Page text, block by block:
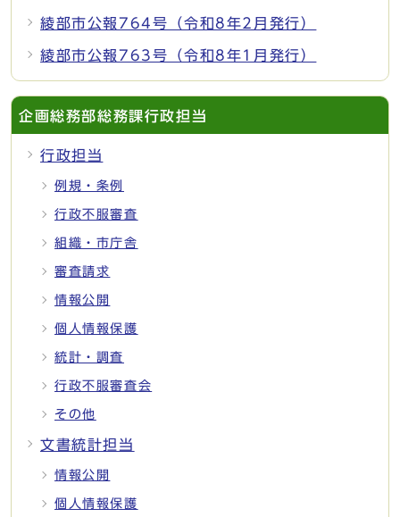
綾部市公報764号（令和8年2月発行）
綾部市公報763号（令和8年1月発行）
企画総務部総務課行政担当
行政担当
例規・条例
行政不服審査
組織・市庁舎
審査請求
情報公開
個人情報保護
統計・調査
行政不服審査会
その他
文書統計担当
情報公開
個人情報保護